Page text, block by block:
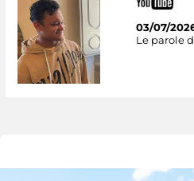
03/07/
Le parole